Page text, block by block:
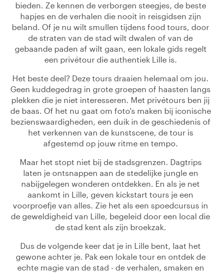
bieden. Ze kennen de verborgen steegjes, de beste
hapjes en de verhalen die nooit in reisgidsen zijn
beland. Of je nu wilt smullen tijdens food tours, door
de straten van de stad wilt dwalen of van de
gebaande paden af wilt gaan, een lokale gids regelt
een privétour die authentiek Lille is.
Het beste deel? Deze tours draaien helemaal om jou.
Geen kuddegedrag in grote groepen of haasten langs
plekken die je niet interesseren. Met privétours ben jij
de baas. Of het nu gaat om foto's maken bij iconische
bezienswaardigheden, een duik in de geschiedenis of
het verkennen van de kunstscene, de tour is
afgestemd op jouw ritme en tempo.
Maar het stopt niet bij de stadsgrenzen. Dagtrips
laten je ontsnappen aan de stedelijke jungle en
nabijgelegen wonderen ontdekken. En als je net
aankomt in Lille, geven kickstart tours je een
voorproefje van alles. Zie het als een spoedcursus in
de geweldigheid van Lille, begeleid door een local die
de stad kent als zijn broekzak.
Dus de volgende keer dat je in Lille bent, laat het
gewone achter je. Pak een lokale tour en ontdek de
echte magie van de stad - de verhalen, smaken en